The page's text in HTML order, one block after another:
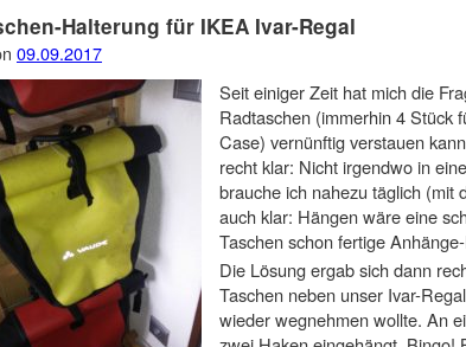
Halterung für IKEA Ivar-Regal
09.09.2017
Seit einiger Zeit hat mich die
Radtaschen (immerhin 4 Stück
Case) vernünftig verstauen
recht klar: Nicht irgendwo in
brauche ich nahezu täglich (mit
auch klar: Hängen wäre eine
Taschen schon fertige
Die Lösung ergab sich dann
Taschen neben unser Ivar-
wieder wegnehmen wollte. An